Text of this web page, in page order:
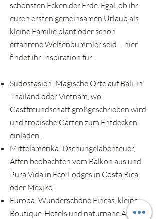
schönsten Ecken der Erde. Egal, ob ihr
euren ersten gemeinsamen Urlaub als
kleine Familie plant oder schon
erfahrene Weltenbummler seid – hier
findet ihr Inspiration für:
Südostasien: Magische Orte auf Bali, in
Thailand oder Vietnam, wo
Gastfreundschaft großgeschrieben wird
und tropische Gärten zum Entdecken
einladen.
Mittelamerika: Dschungelabenteuer,
Affen beobachten vom Balkon aus und
Pura Vida in Eco-Lodges in Costa Rica
oder Mexiko.
Europa: Wunderschöne Fincas, kleine
Boutique-Hotels und naturnahe Airbnbs